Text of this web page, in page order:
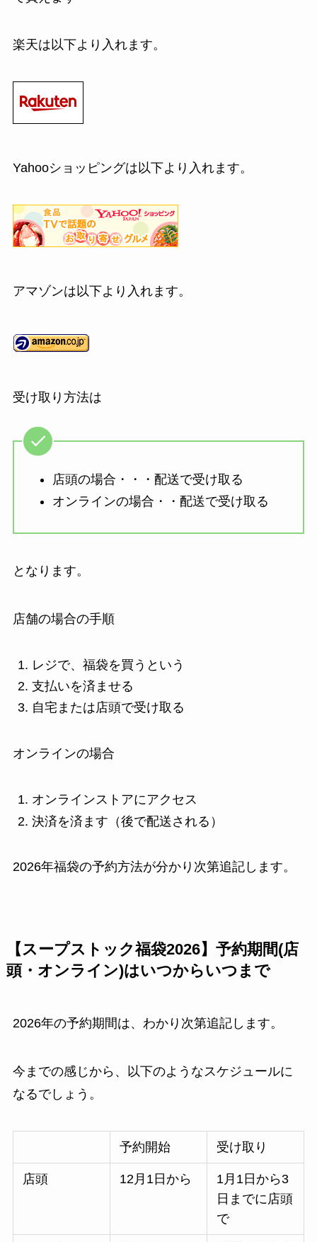
楽天は以下より入れます。
Yahooショッピングは以下より入れます。
アマゾンは以下より入れます。
受け取り方法は
店頭の場合・・・配送で受け取る
オンラインの場合・・配送で受け取る
となります。
店舗の場合の手順
レジで、福袋を買うという
支払いを済ませる
自宅または店頭で受け取る
オンラインの場合
オンラインストアにアクセス
決済を済ます（後で配送される）
2026年福袋の予約方法が分かり次第追記します。
【スープストック福袋2026】予約期間(店
頭・オンライン)はいつからいつまで
2026年の予約期間は、わかり次第追記します。
今までの感じから、以下のようなスケジュールに
なるでしょう。
予約開始 受け取り
店頭 12月1日から
1月1日から3
日までに店頭
で